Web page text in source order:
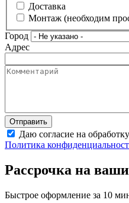
Доставка
Монтаж (необходим
Город
Адрес
Даю согласие на
Политика
Рассрочка на
Быстрое оформление за 10